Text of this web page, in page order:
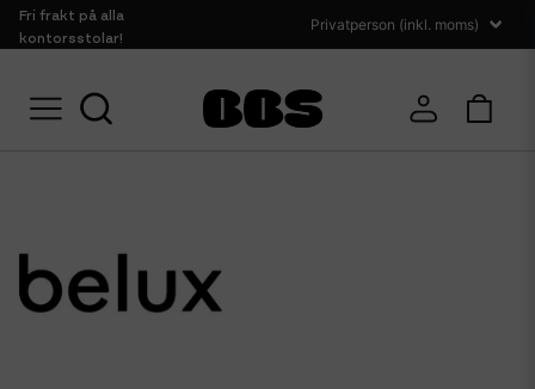
Fri frakt på alla
kontorsstolar!
Hem Belux